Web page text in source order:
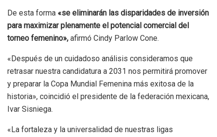
De esta forma «se eliminarán las disparidades de inversión
para maximizar plenamente el potencial comercial del
torneo femenino», afirmó Cindy Parlow Cone.
«Después de un cuidadoso análisis consideramos que
retrasar nuestra candidatura a 2031 nos permitirá promover
y preparar la Copa Mundial Femenina más exitosa de la
historia», coincidió el presidente de la federación mexicana,
Ivar Sisniega.
«La fortaleza y la universalidad de nuestras ligas